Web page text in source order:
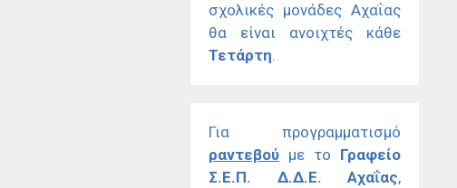
σχολικές μονάδες Αχαΐας
θα είναι ανοιχτές κάθε
Τετάρτη.
Για προγραμματισμό
ραντεβού με το Γραφείο
Σ.Ε.Π. Δ.Δ.Ε. Αχαΐας,